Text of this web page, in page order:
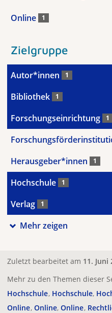
Online 1
Zielgruppe
Autor*innen 1
Bibliothek 1
Forschungseinrichtung 1
Herausgeber*innen 1
Hochschule 1
Verlag 1
Mehr zeigen
Zuletzt bearbeitet am 11. Juni
Mehr zu den Themen dieser
Hochschule Hochschule
Online Online Online